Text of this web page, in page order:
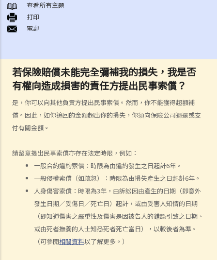
若保險賠償未能完全彌補我的損失，我是否
有權向造成損害的責任方提出民事索償？
是，你可以向其他負責方提出民事索償。然而，你不能獲得超額補
償。因此，如你追回的金額超出你的損失，你須向保險公司退還或支
付有關金額。
請留意提出民事索償亦存在法定時限，例如：
一般合約違約索償：時限為由違約發生之日起計6年。
一般侵權索償（如疏忽）：時限為由損失產生之日起計6年。
人身傷害索償：時限為3年，由訴訟因由產生的日期（即意外
發生日期／受傷日／死亡日）起計，或由受害人知情的日期
（即知道傷害之嚴重性及傷害是因被告人的錯誤引致之日期、
或由死者撫養的人士知悉死者死亡當日），以較後者為準。
（可參閱相關資料以了解更多。）
A. 火葬
B. 骨灰安置所（靈灰安置所）
C. 土葬
E. 骨灰撒海
F. 遺體／骨殖／骨灰出入香港
人身傷亡
傷者本人
何謂「人身傷害」？
我受傷後，何時可提出申索？
人身傷害訴訟所涉的法律程序
1. 申索信（原告人）及建設性的答覆（被告人）
2. 傳訊令狀
3. 申索陳述書
4. 損害賠償陳述書
5. 抗辯書
6. 證明書（收費安排）
查看所有主題
打印
電郵